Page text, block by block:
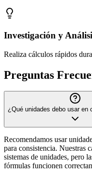
Investigación y
Realiza cálculos rápidos
Preguntas
¿Qué unidades debo usar en
Recomendamos usar
para consistencia. Nuestras
sistemas de unidades, pero
fórmulas funcionen